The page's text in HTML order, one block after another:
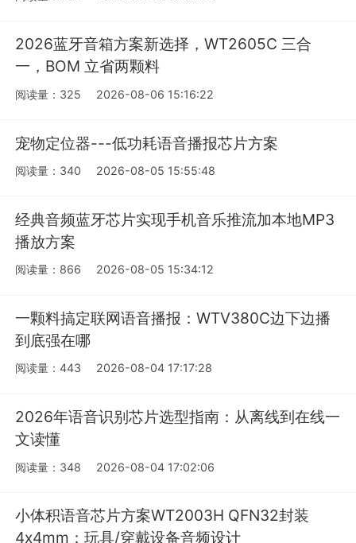
2026蓝牙音箱方案新选择，WT2605C 三合
一，BOM 立省两颗料
阅读量：325 2026-08-06 15:16:22
宠物定位器---低功耗语音播报芯片方案
阅读量：340 2026-08-05 15:55:48
经典音频蓝牙芯片实现手机音乐推流加本地MP3
播放方案
阅读量：866 2026-08-05 15:34:12
一颗料搞定联网语音播报：WTV380C边下边播
到底强在哪
阅读量：443 2026-08-04 17:17:28
2026年语音识别芯片选型指南：从离线到在线一
文读懂
阅读量：348 2026-08-04 17:02:06
小体积语音芯片方案WT2003H QFN32封装
4x4mm：玩具/穿戴设备音频设计